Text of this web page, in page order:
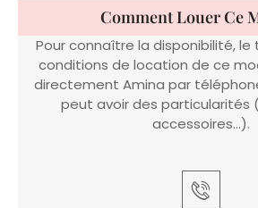
Comment Louer Ce
Pour connaître la disponibilité,
conditions de location de ce
directement Amina par
peut avoir des particularités
accessoires…).